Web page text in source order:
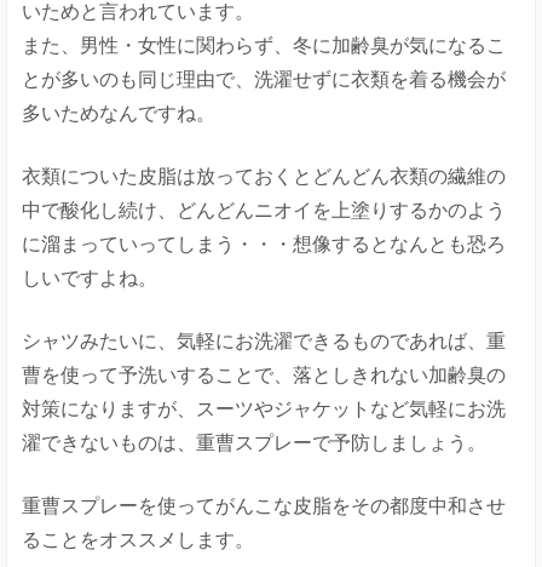
いためと言われています。
また、男性・女性に関わらず、冬に加齢臭が気になるこ
とが多いのも同じ理由で、洗濯せずに衣類を着る機会が
多いためなんですね。
衣類についた皮脂は放っておくとどんどん衣類の繊維の
中で酸化し続け、どんどんニオイを上塗りするかのよう
に溜まっていってしまう・・・想像するとなんとも恐ろ
しいですよね。
シャツみたいに、気軽にお洗濯できるものであれば、重
曹を使って予洗いすることで、落としきれない加齢臭の
対策になりますが、スーツやジャケットなど気軽にお洗
濯できないものは、重曹スプレーで予防しましょう。
重曹スプレーを使ってがんこな皮脂をその都度中和させ
ることをオススメします。